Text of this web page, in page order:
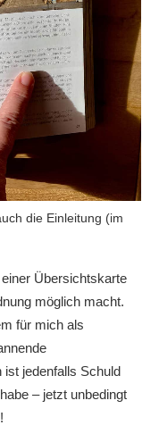
die Einleitung (im
Übersichtskarte
möglich macht.
für mich als
ist jedenfalls Schuld
– jetzt unbedingt